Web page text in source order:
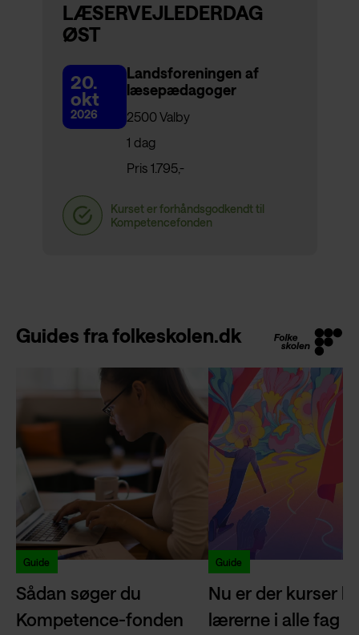
LÆSERVEJLEDERDAG
ØST
20.
okt
2026
Landsforeningen af
læsepædagoger
2500 Valby
1 dag
Pris 1.795,-
Guides fra folkeskolen.dk
Guide
Sådan søger du
Kompetence-fonden
Guide
Nu er der kurser
lærerne i alle fag